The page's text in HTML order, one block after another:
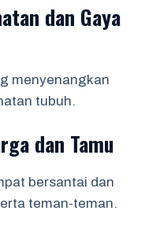
dan Gaya
menyenangkan
tubuh.
dan Tamu
bersantai dan
teman-teman.